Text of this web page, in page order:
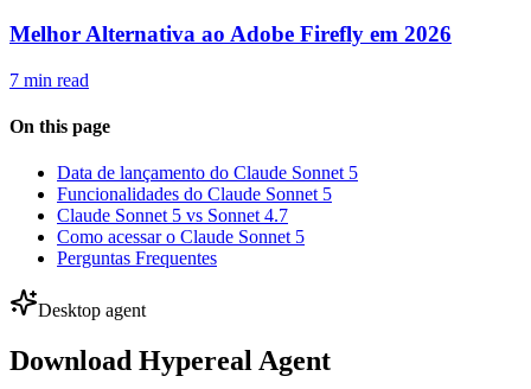
Melhor Alternativa ao Adobe Firefly em 2026
7 min read
On this page
Data de lançamento do Claude Sonnet 5
Funcionalidades do Claude Sonnet 5
Claude Sonnet 5 vs Sonnet 4.7
Como acessar o Claude Sonnet 5
Perguntas Frequentes
Desktop agent
Download Hypereal Agent